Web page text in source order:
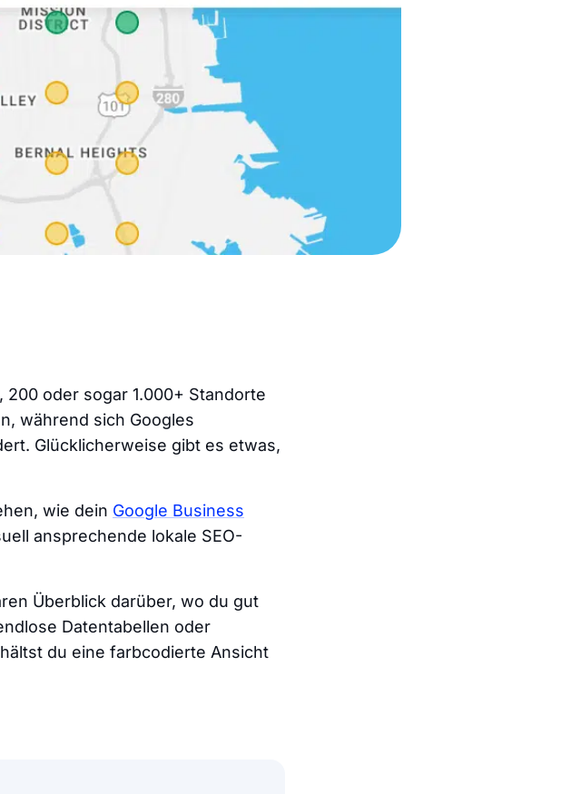
oder sogar 1.000+ Standorte
während sich Googles
Glücklicherweise gibt es etwas,
wie dein Google Business
ansprechende lokale SEO-
Überblick darüber, wo du gut
Datentabellen oder
du eine farbcodierte Ansicht